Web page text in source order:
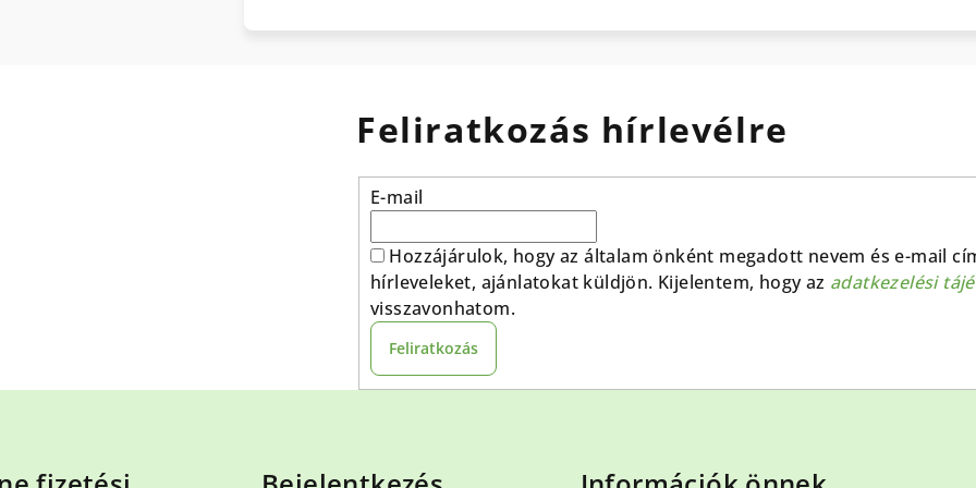
Feliratkozás hírlevélre
E-mail
Hozzájárulok, hogy az általam önként megadott nevem és e-mail
hírleveleket, ajánlatokat küldjön. Kijelentem, hogy az adatkezelési
visszavonhatom.
Feliratkozás